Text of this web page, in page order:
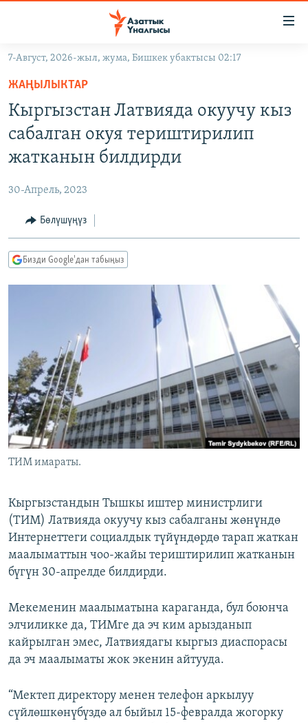
Навигацияга
өтүңүз
Издөөгө
салыңызКЫРГЫЗСТАН
МАДАНИЯТ
ДҮЙНӨ
ТВ ПРОГРАММАЛАР
БҮГҮН АЗАТТЫКТА
АЗАТТЫК+
ЫҢГАЙСЫЗ СУРООЛОР
ПОДКАСТ
Русский
ЭЕ/АРнун бардык сайттары
7-Август, 2026-жыл, жума, Бишкек убактысы 02:17
ЖАҢЫЛЫКТАР
Кыргызстан Латвияда окуучу кыз
сабалган окуя териштирилип
жатканын билдирди
30-Апрель, 2023
Бөлүшүңүз
Бизди Google'дан табыңыз
ТИМ имараты.
Кыргызстандын Тышкы иштер министрлиги
(ТИМ) Латвияда окуучу кыз сабалганы жөнүндө
Интернеттеги социалдык түйүндөрдө тарап жаткан
маалыматтын чоо-жайы териштирилип жатканын
бүгүн 30-апрелде билдирди.
Мекеменин маалыматына караганда, бул боюнча
элчиликке да, ТИМге да эч ким арызданып
кайрылган эмес, Латвиядагы кыргыз диаспорасы
да эч маалыматы жок экенин айтууда.
“Мектеп директору менен телефон аркылуу
сүйлөшкөнүбүздө ал быйыл 15-февралда жогорку